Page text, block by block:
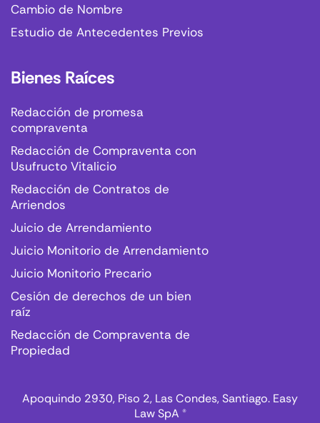
Cambio de Nombre
Estudio de Antecedentes Previos
Bienes Raíces
Redacción de promesa
compraventa
Redacción de Compraventa con
Usufructo Vitalicio
Redacción de Contratos de
Arriendos
Juicio de Arrendamiento
Juicio Monitorio de Arrendamiento
Juicio Monitorio Precario
Cesión de derechos de un bien
raíz
Redacción de Compraventa de
Propiedad
Apoquindo 2930, Piso 2, Las Condes, Santiago. Easy
Law SpA ®